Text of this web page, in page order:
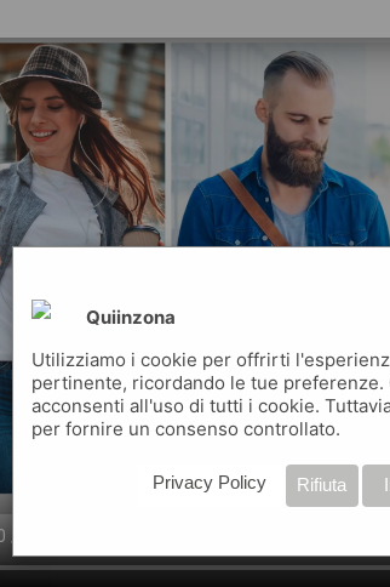
Quiinzona
Utilizziamo i cookie per offrirti
pertinente, ricordando le tue preferenze.
acconsenti all'uso di tutti i cookie.
per fornire un consenso controllato.
Rifiuta
Privacy Policy